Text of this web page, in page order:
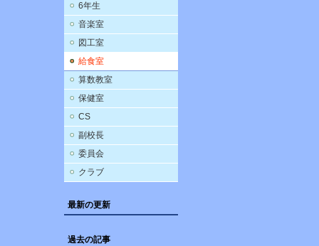
6年生
音楽室
図工室
給食室
算数教室
保健室
CS
副校長
委員会
クラブ
最新の更新
過去の記事